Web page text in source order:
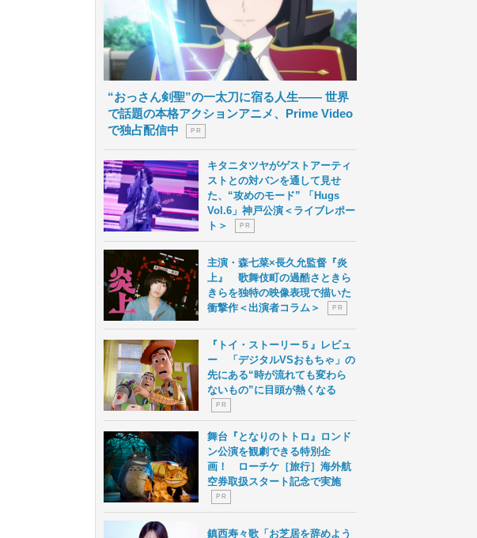
“おっさん剣聖”の一太刀に宿る人生―― 世界
で話題の本格アクションアニメ、Prime Video
で独占配信中
P R
キタニタツヤがゲストアーティ
ストとの対バンを通して見せ
た、“攻めのモード” 「Hugs
Vol.6」神戸公演＜ライブレポー
ト＞
P R
主演・森七菜×長久允監督『炎
上』 歌舞伎町の過酷さときら
きらを独特の映像表現で描いた
衝撃作＜出演者コラム＞
P R
『トイ・ストーリー５』レビュ
ー 「デジタルVSおもちゃ」の
先にある“時が流れても変わら
ないもの”に目頭が熱くなる
P R
舞台『となりのトトロ』ロンド
ン公演を観劇できる特別企
画！ ローチケ［旅行］海外航
空券取扱スタート記念で実施
P R
鎮西寿々歌「お芝居を辞めよう